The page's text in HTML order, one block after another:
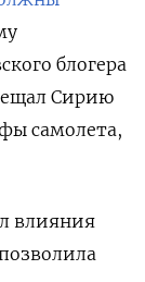
блогера
Сирию
самолета,
влияния